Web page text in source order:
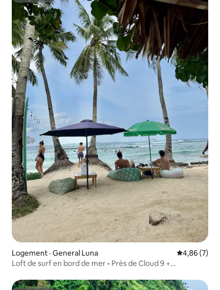
Logement · General Luna Note
4,86 (7)
Loft de surf en bord de mer • Près de Cloud 9 +